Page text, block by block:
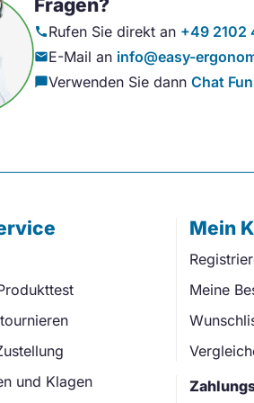
Fragen?
callRufen Sie direkt an +49 2102
mailE-Mail an info@easy-
chat_bubbleVerwenden Sie dann Chat
und Klagen
Mein
Meine